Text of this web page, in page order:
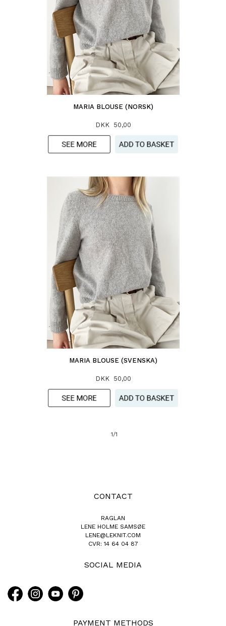
MARIA BLOUSE (NORSK)
DKK 50,00
MARIA BLOUSE (SVENSKA)
DKK 50,00
1/1
CONTACT
RAGLAN
LENE HOLME SAMSØE
LENE@LEKNIT.COM
CVR: 14 64 04 87
SOCIAL MEDIA
PAYMENT METHODS